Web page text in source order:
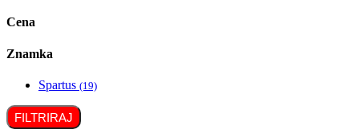
Cena
Znamka
Spartus (19)
FILTRIRAJ